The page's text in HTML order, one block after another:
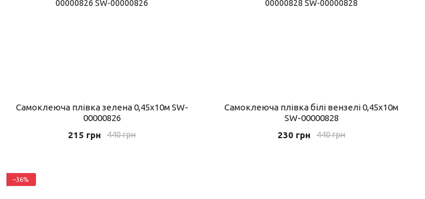
Самоклеюча плівка зелена 0,45х10м SW-
00000826
440 грн
215 грн
Самоклеюча плівка білі вензелі 0,45х10м
SW-00000828
440 грн
230 грн
−36%